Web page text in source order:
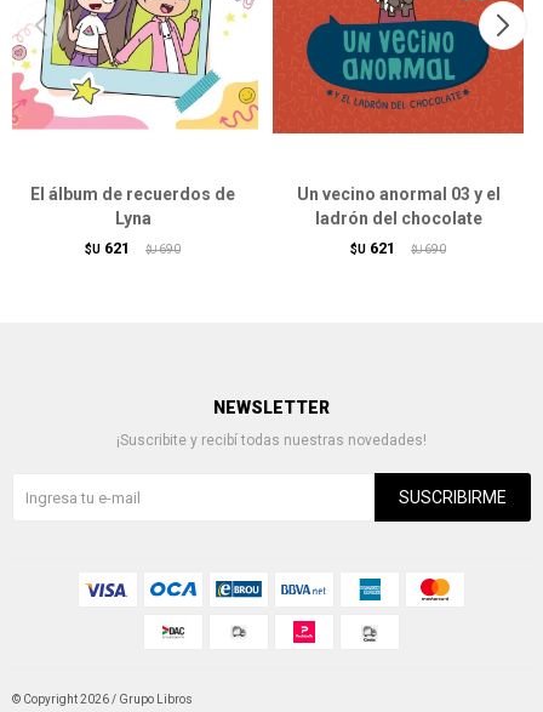
El álbum de recuerdos de
Lyna
$U 621 $U 690
Un vecino anormal 03 y el
ladrón del chocolate
$U 621 $U 690
NEWSLETTER
¡Suscribite y recibí todas nuestras novedades!
SUSCRIBIRME
© Copyright 2026 / Grupo Libros